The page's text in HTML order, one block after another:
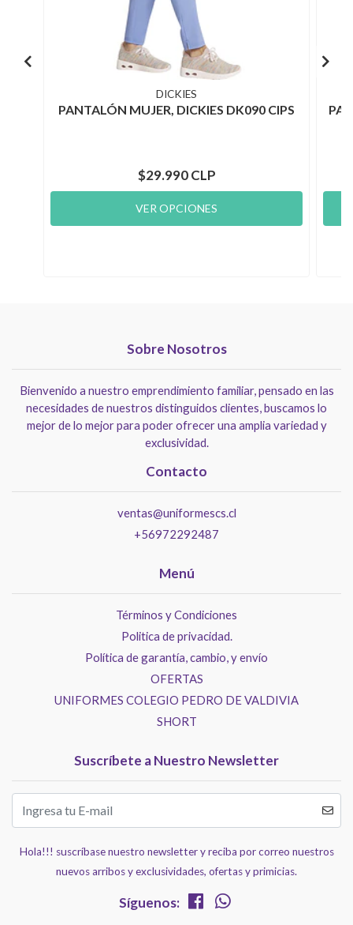
DICKIES
PANTALÓN MUJER, DICKIES DK090 CIPS
$29.990 CLP
VER OPCIONES
Sobre Nosotros
Bienvenido a nuestro emprendimiento familiar, pensado en las
necesidades de nuestros distinguidos clientes, buscamos lo
mejor de lo mejor para poder ofrecer una amplia variedad y
exclusividad.
Contacto
ventas@uniformescs.cl
+56972292487
Menú
Términos y Condiciones
Politica de privacidad.
Política de garantía, cambio, y envío
OFERTAS
UNIFORMES COLEGIO PEDRO DE VALDIVIA
SHORT
Suscríbete a Nuestro Newsletter
Hola!!! suscríbase nuestro newsletter y reciba por correo nuestros
nuevos arribos y exclusividades, ofertas y primicias.
Síguenos: